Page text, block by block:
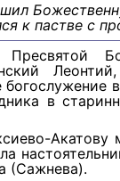
к пастве с
в
(Сажнева).